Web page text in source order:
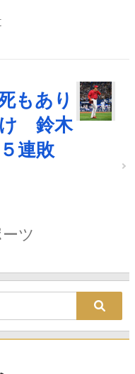
もあり
け 鈴木
連敗
ツ